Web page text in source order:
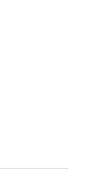
다. 준비해 주신